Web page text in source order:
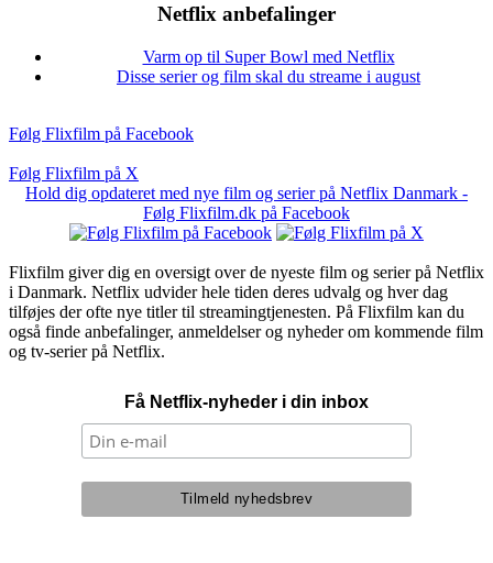
Netflix anbefalinger
Varm op til Super Bowl med Netflix
Disse serier og film skal du streame i august
Følg Flixfilm på Facebook
Følg Flixfilm på X
Hold dig opdateret med nye film og serier på Netflix Danmark -
Følg Flixfilm.dk på Facebook
Flixfilm giver dig en oversigt over de nyeste film og serier på Netflix
i Danmark. Netflix udvider hele tiden deres udvalg og hver dag
tilføjes der ofte nye titler til streamingtjenesten. På Flixfilm kan du
også finde anbefalinger, anmeldelser og nyheder om kommende film
og tv-serier på Netflix.
Få Netflix-nyheder i din inbox